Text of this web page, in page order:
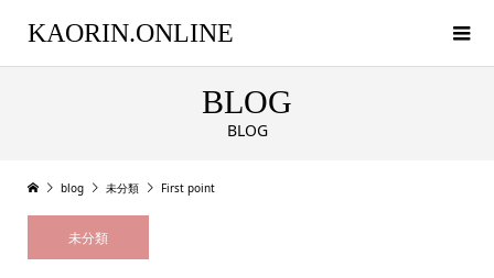
KAORIN.ONLINE
BLOG
BLOG
blog 未分類 First point
未分類